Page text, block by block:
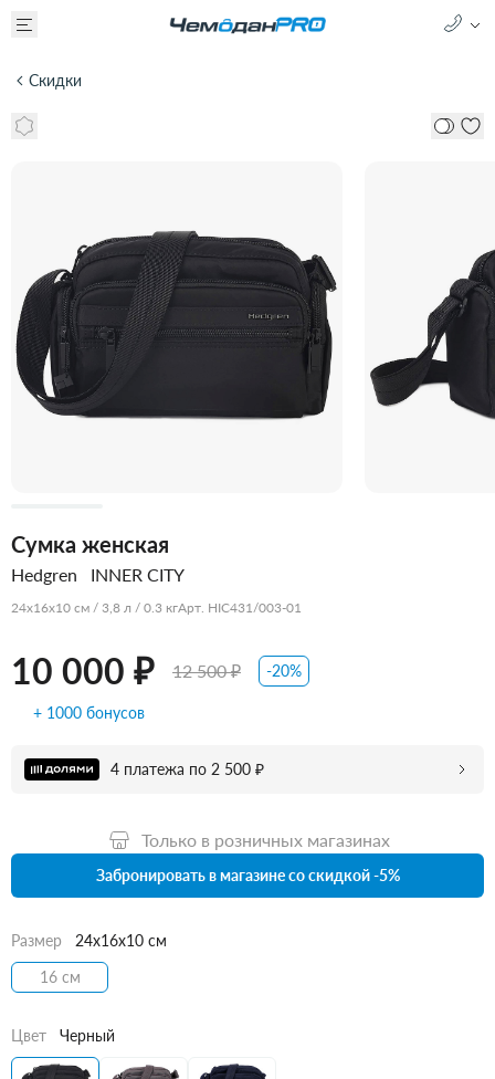
Скидки
Сумка женская
Hedgren INNER CITY
24x16x10 см / 3,8 л / 0.3 кгАрт. HIC431/003-01
10 000 ₽ 12 500 ₽ -20%
+ 1000 бонусов
4 платежа по 2 500 ₽
Только в розничных магазинах
Забронировать в магазине со скидкой -5%
Размер
24x16x10 см
16 см
Цвет Черный